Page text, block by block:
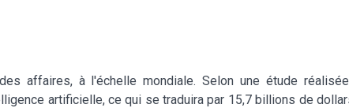
affaires, à l'échelle mondiale. Selon une étude
artificielle, ce qui se traduira par 15,7 billions de